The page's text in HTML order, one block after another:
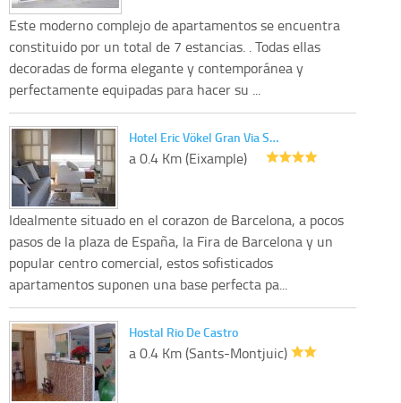
Este moderno complejo de apartamentos se encuentra
constituido por un total de 7 estancias. . Todas ellas
decoradas de forma elegante y contemporánea y
perfectamente equipadas para hacer su ...
Hotel Eric Vökel Gran Via S…
a 0.4 Km (Eixample)
Idealmente situado en el corazon de Barcelona, a pocos
pasos de la plaza de España, la Fira de Barcelona y un
popular centro comercial, estos sofisticados
apartamentos suponen una base perfecta pa...
Hostal Rio De Castro
a 0.4 Km (Sants-Montjuic)